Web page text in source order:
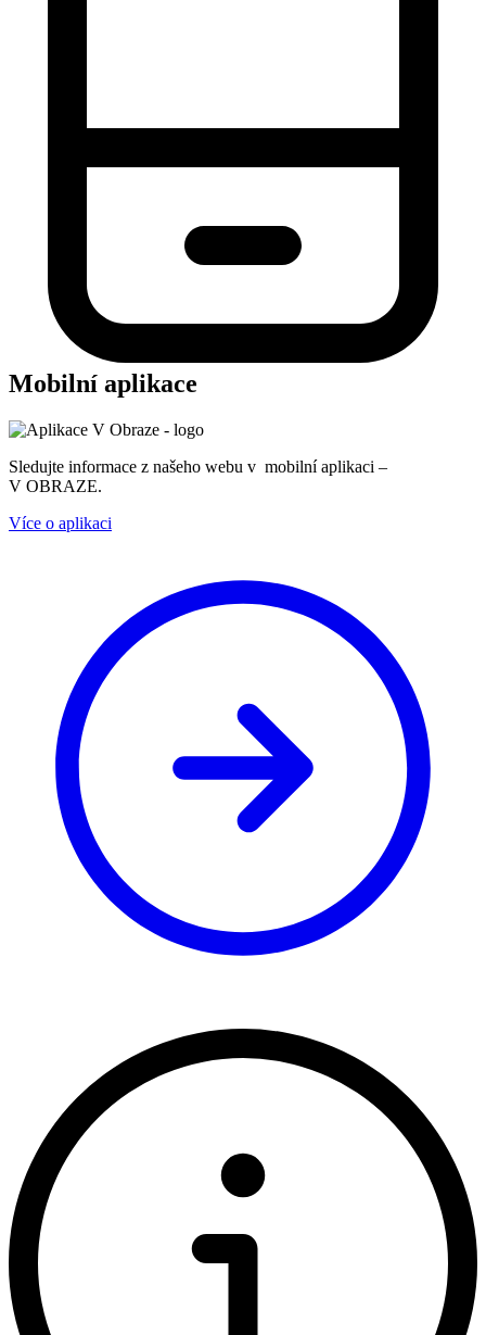
Mobilní aplikace
Sledujte informace z našeho webu v mobilní aplikaci –
V OBRAZE.
Více o aplikaci